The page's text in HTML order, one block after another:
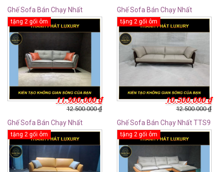
Ghế Sofa Bán Chạy Nhất
TTS12
tặng 2 gối ôm
12.500.000₫
11.900.000₫
Ghế Sofa Bán Chạy Nhất
TTS11
tặng 2 gối ôm
12.500.000₫
10.500.000₫
Ghế Sofa Bán Chạy Nhất
TTS10
tặng 2 gối ôm
Ghế Sofa Bán Chạy Nhất TTS9
tặng 2 gối ôm